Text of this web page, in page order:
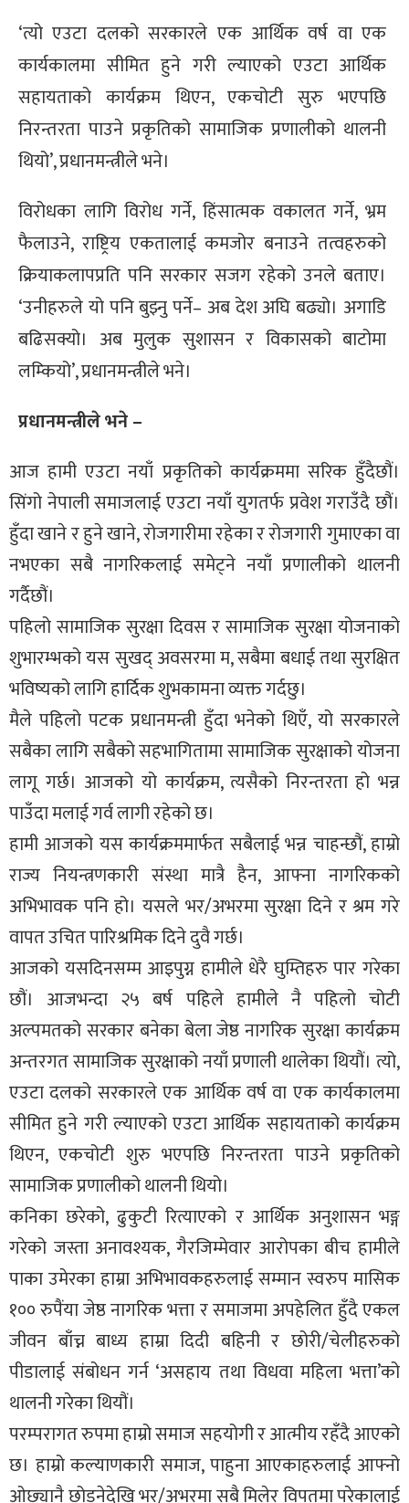
‘त्यो एउटा दलको सरकारले एक आर्थिक वर्ष वा एक
कार्यकालमा सीमित हुने गरी ल्याएको एउटा आर्थिक
सहायताको कार्यक्रम थिएन, एकचोटी सुरु भएपछि
निरन्तरता पाउने प्रकृतिको सामाजिक प्रणालीको थालनी
थियो’, प्रधानमन्त्रीले भने।
विरोधका लागि विरोध गर्ने, हिंसात्मक वकालत गर्ने, भ्रम
फैलाउने, राष्ट्रिय एकतालाई कमजोर बनाउने तत्वहरुको
क्रियाकलापप्रति पनि सरकार सजग रहेको उनले बताए।
‘उनीहरुले यो पनि बुझ्नु पर्ने– अब देश अघि बढ्यो। अगाडि
बढिसक्यो। अब मुलुक सुशासन र विकासको बाटोमा
लम्कियो’, प्रधानमन्त्रीले भने।
प्रधानमन्त्रीले भने –
आज हामी एउटा नयाँ प्रकृतिको कार्यक्रममा सरिक हुँदैछौं।
सिंगो नेपाली समाजलाई एउटा नयाँ युगतर्फ प्रवेश गराउँदै छौं।
हुँदा खाने र हुने खाने, रोजगारीमा रहेका र रोजगारी गुमाएका वा
नभएका सबै नागरिकलाई समेट्ने नयाँ प्रणालीको थालनी
गर्दैछौं।
पहिलो सामाजिक सुरक्षा दिवस र सामाजिक सुरक्षा योजनाको
शुभारम्भको यस सुखद् अवसरमा म, सबैमा बधाई तथा सुरक्षित
भविष्यको लागि हार्दिक शुभकामना व्यक्त गर्दछु।
मैले पहिलो पटक प्रधानमन्त्री हुँदा भनेको थिएँ, यो सरकारले
सबैका लागि सबैको सहभागितामा सामाजिक सुरक्षाको योजना
लागू गर्छ। आजको यो कार्यक्रम, त्यसैको निरन्तरता हो भन्न
पाउँदा मलाई गर्व लागी रहेको छ।
हामी आजको यस कार्यक्रममार्फत सबैलाई भन्न चाहन्छौं, हाम्रो
राज्य नियन्त्रणकारी संस्था मात्रै हैन, आफ्ना नागरिकको
अभिभावक पनि हो। यसले भर/अभरमा सुरक्षा दिने र श्रम गरे
वापत उचित पारिश्रमिक दिने दुवै गर्छ।
आजको यसदिनसम्म आइपुग्न हामीले धेरै घुम्तिहरु पार गरेका
छौं। आजभन्दा २५ बर्ष पहिले हामीले नै पहिलो चोटी
अल्पमतको सरकार बनेका बेला जेष्ठ नागरिक सुरक्षा कार्यक्रम
अन्तरगत सामाजिक सुरक्षाको नयाँ प्रणाली थालेका थियौं। त्यो,
एउटा दलको सरकारले एक आर्थिक वर्ष वा एक कार्यकालमा
सीमित हुने गरी ल्याएको एउटा आर्थिक सहायताको कार्यक्रम
थिएन, एकचोटी शुरु भएपछि निरन्तरता पाउने प्रकृतिको
सामाजिक प्रणालीको थालनी थियो।
कनिका छरेको, ढुकुटी रित्याएको र आर्थिक अनुशासन भङ्ग
गरेको जस्ता अनावश्यक, गैरजिम्मेवार आरोपका बीच हामीले
पाका उमेरका हाम्रा अभिभावकहरुलाई सम्मान स्वरुप मासिक
१०० रुपैंया जेष्ठ नागरिक भत्ता र समाजमा अपहेलित हुँदै एकल
जीवन बाँच्न बाध्य हाम्रा दिदी बहिनी र छोरी/चेलीहरुको
पीडालाई संबोधन गर्न ‘असहाय तथा विधवा महिला भत्ता’को
थालनी गरेका थियौं।
परम्परागत रुपमा हाम्रो समाज सहयोगी र आत्मीय रहँदै आएको
छ। हाम्रो कल्याणकारी समाज, पाहुना आएकाहरुलाई आफ्नो
ओछ्यानै छोड्नेदेखि भर/अभरमा सबै मिलेर विपतमा परेकालाई